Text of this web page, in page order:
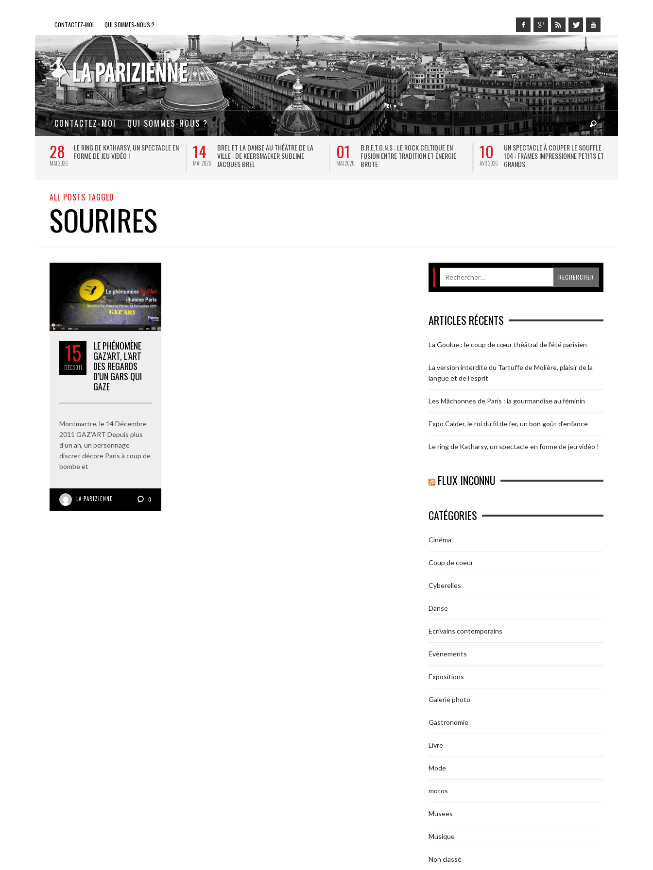
CONTACTEZ-MOI QUI SOMMES-NOUS ?
CONTACTEZ-MOI QUI SOMMES-NOUS ?
28
MAI 2026
LE RING DE KATHARSY, UN SPECTACLE EN
FORME DE JEU VIDÉO !
14
MAI 2026
BREL ET LA DANSE AU THÉÂTRE DE LA
VILLE : DE KEERSMAEKER SUBLIME
JACQUES BREL
01
MAI 2026
B.R.E.T.O.N.S : LE ROCK CELTIQUE EN
FUSION ENTRE TRADITION ET ÉNERGIE
BRUTE
10
AVR 2026
UN SPECTACLE À COUPER LE SOUFFLE AU
104 : FRAMES IMPRESSIONNE PETITS ET
GRANDS
ALL POSTS TAGGED
SOURIRES
15
DÉC2011
LE PHÉNOMÈNE
GAZ’ART, L’ART
DES REGARDS
D’UN GARS QUI
GAZE
Montmartre, le 14 Décembre
2011 GAZ’ART Depuis plus
d’un an, un personnage
discret décore Paris à coup de
bombe et
LA PARIZIENNE 0
ARTICLES RÉCENTS
La Goulue : le coup de cœur théâtral de l’été parisien
La version interdite du Tartuffe de Molière, plaisir de la
langue et de l’esprit
Les Mâchonnes de Paris : la gourmandise au féminin
Expo Calder, le roi du fil de fer, un bon goût d’enfance
Le ring de Katharsy, un spectacle en forme de jeu vidéo !
FLUX INCONNU
CATÉGORIES
Cinéma
Coup de coeur
Cyberelles
Danse
Ecrivains contemporains
Évènements
Expositions
Galerie photo
Gastronomie
Livre
Mode
motos
Musees
Musique
Non classé